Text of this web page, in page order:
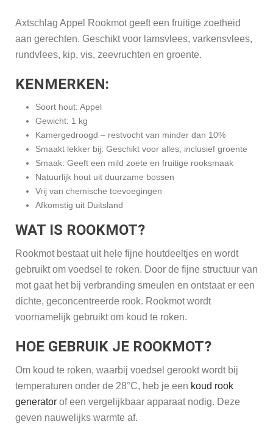
Axtschlag Appel Rookmot geeft een fruitige zoetheid
aan gerechten. Geschikt voor lamsvlees, varkensvlees,
rundvlees, kip, vis, zeevruchten en groente.
KENMERKEN:
Soort hout: Appel
Gewicht: 1 kg
Kamergedroogd – restvocht van minder dan 10%
Smaakt lekker bij: Geschikt voor alles, inclusief groente
Smaak: Geeft een mild zoete en fruitige rooksmaak
Natuurlijk hout uit duurzame bossen
Vrij van chemische toevoegingen
Afkomstig uit Duitsland
WAT IS ROOKMOT?
Rookmot bestaat uit hele fijne houtdeeltjes en wordt
gebruikt om voedsel te roken. Door de fijne structuur van
mot gaat het bij verbranding smeulen en ontstaat er een
dichte, geconcentreerde rook. Rookmot wordt
voornamelijk gebruikt om koud te roken.
HOE GEBRUIK JE ROOKMOT?
Om koud te roken, waarbij voedsel gerookt wordt bij
temperaturen onder de 28°C, heb je een koud rook
generator of een vergelijkbaar apparaat nodig. Deze
geven nauwelijks warmte af.